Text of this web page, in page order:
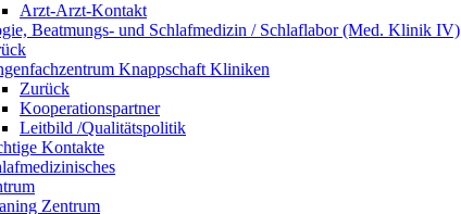
Arzt-Arzt-Kontakt
Beatmungs- und Schlafmedizin / Schlaflabor (Med. Klinik IV)
Knappschaft Kliniken
Zurück
Kooperationspartner
Leitbild /Qualitätspolitik
Kontakte
Zentrum